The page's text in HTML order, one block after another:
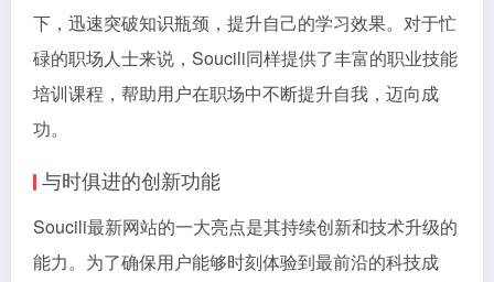
下，迅速突破知识瓶颈，提升自己的学习效果。对于忙
碌的职场人士来说，Soucili同样提供了丰富的职业技能
培训课程，帮助用户在职场中不断提升自我，迈向成
功。
与时俱进的创新功能
Soucili最新网站的一大亮点是其持续创新和技术升级的
能力。为了确保用户能够时刻体验到最前沿的科技成